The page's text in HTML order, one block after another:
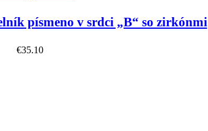
písmeno v srdci „B“ so zirkónmi
€35.10